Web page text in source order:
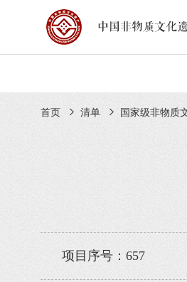
中国非物质文化
首页 清单 国家级非物质
项目序号：657